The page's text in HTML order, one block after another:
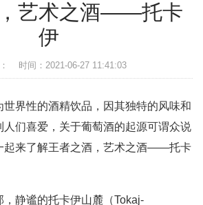
艺术之酒——托卡
伊
时间：2021-06-27 11:41:03
界性的酒精饮品，因其独特的风味和
人们喜爱，关于葡萄酒的起源可谓众说
起来了解王者之酒，艺术之酒——托卡
静谧的托卡伊山麓（Tokaj-